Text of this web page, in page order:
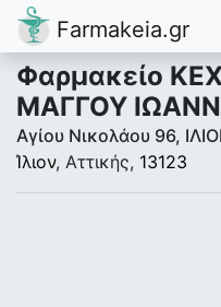
Farmakeia.gr
Φαρμακείο
ΜΑΓΓΟΥ
Αγίου Νικολάου 96,
Ίλιον, Αττικής, 13123